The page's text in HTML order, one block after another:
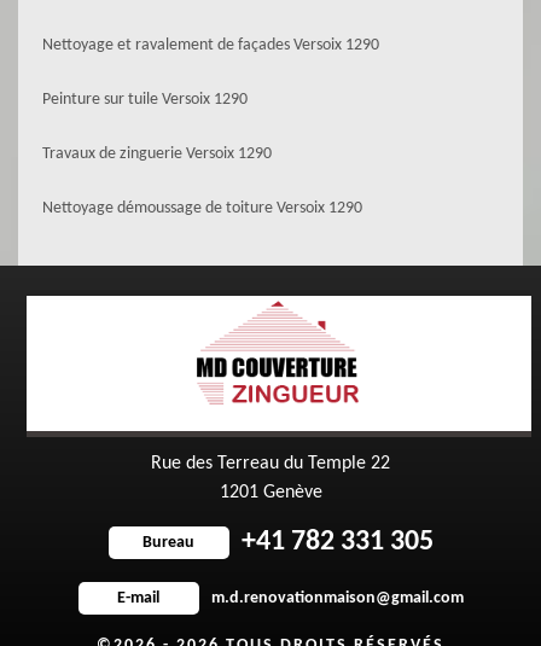
Nettoyage et ravalement de façades Versoix 1290
Peinture sur tuile Versoix 1290
Travaux de zinguerie Versoix 1290
Nettoyage démoussage de toiture Versoix 1290
Rue des Terreau du Temple 22
1201 Genève
Bureau +41 782 331 305
E-mail m.d.renovationmaison@gmail.com